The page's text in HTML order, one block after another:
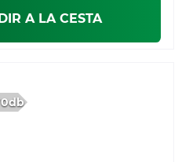
A LA CESTA